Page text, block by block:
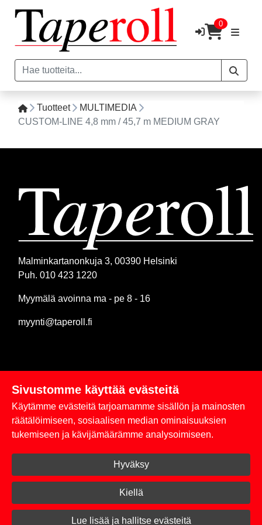
0
Tuotteet
MULTIMEDIA
CUSTOM-LINE 4,8 mm / 45,7 m MEDIUM GRAY
Malminkartanonkuja 3, 00390 Helsinki
Puh. 010 423 1220
Myymälä avoinna ma - pe 8 - 16
myynti@taperoll.fi
Linkit
Rekisteriseloste
Toimitus- ja maksuehdot
Kirjaudu sisään
© 2026 Taperoll
Sivustomme käyttää evästeitä
Käytämme evästeitä tarjoamamme sisällön ja mainosten
räätälöimiseen, sosiaalisen median ominaisuuksien
tukemiseen ja kävijämäärämme analysoimiseen.
Hyväksy
Kiellä
Lue lisää ja hallitse evästeitä